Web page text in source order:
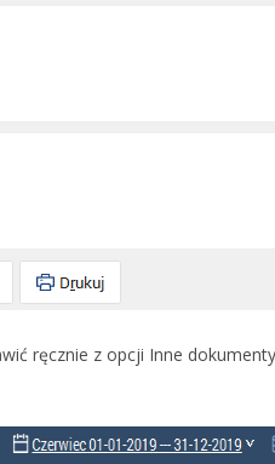
ręcznie z opcji Inne